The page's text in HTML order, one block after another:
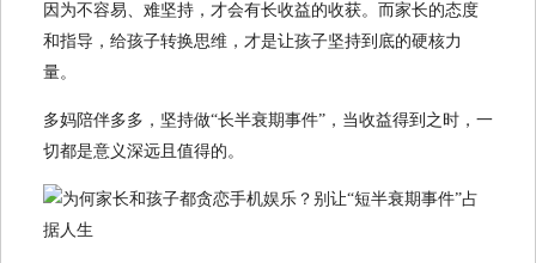
因为不容易、难坚持，才会有长收益的收获。而家长的态度
和指导，给孩子转换思维，才是让孩子坚持到底的硬核力
量。
多妈陪伴多多，坚持做“长半衰期事件”，当收益得到之时，一
切都是意义深远且值得的。